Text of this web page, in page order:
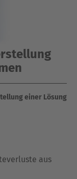
einer Lösung
aus